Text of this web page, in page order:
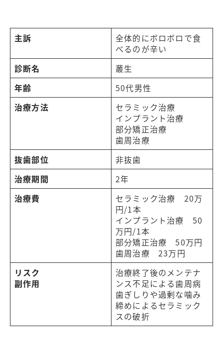
主訴
全体的にボロボロで食
べるのが辛い
診断名
叢生
年齢
50代男性
治療方法
セラミック治療
インプラント治療
部分矯正治療
歯周治療
抜歯部位
非抜歯
治療期間
2年
治療費
セラミック治療 20万
円/1本
インプラント治療 50
万円/1本
部分矯正治療 50万円
歯周治療 23万円
リスク
副作用
治療終了後のメンテナ
ンス不足による歯周病
歯ぎしりや過剰な噛み
締めによるセラミック
スの破折